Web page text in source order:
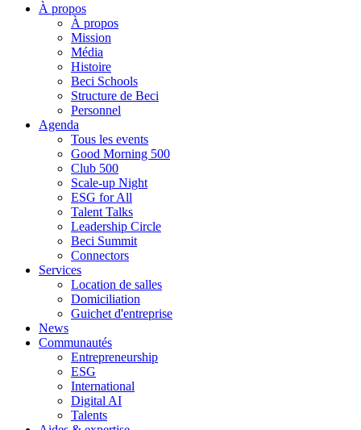
À propos
À propos
Mission
Média
Histoire
Beci Schools
Structure de Beci
Personnel
Agenda
Tous les events
Good Morning 500
Club 500
Scale-up Night
ESG for All
Talent Talks
Leadership Circle
Beci Summit
Connectors
Services
Location de salles
Domiciliation
Guichet d'entreprise
News
Communautés
Entrepreneurship
ESG
International
Digital AI
Talents